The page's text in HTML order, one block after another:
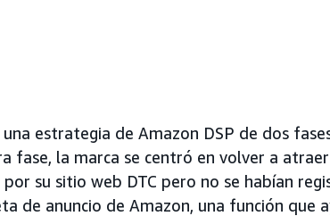
estrategia de Amazon DSP de dos
fase, la marca se centró en volver a
su sitio web DTC pero no se habían
de anuncio de Amazon, una función que